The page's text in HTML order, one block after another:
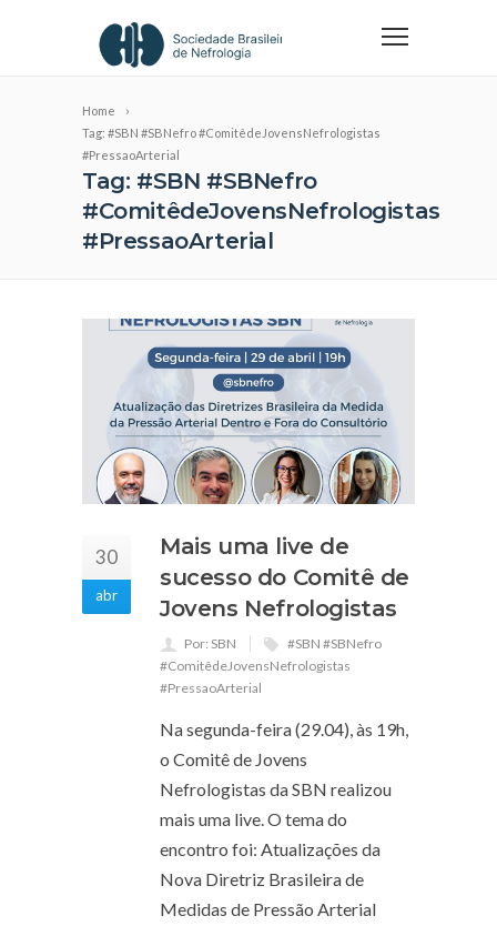
Home
Tag: #SBN #SBNefro #ComitêdeJovensNefrologistas
#PressaoArterial
Tag: #SBN #SBNefro
#ComitêdeJovensNefrologistas
#PressaoArterial
30
abr
Mais uma live de
sucesso do Comitê de
Jovens Nefrologistas
Por: SBN
#SBN #SBNefro
#ComitêdeJovensNefrologistas
#PressaoArterial
Na segunda-feira (29.04), às 19h,
o Comitê de Jovens
Nefrologistas da SBN realizou
mais uma live. O tema do
encontro foi: Atualizações da
Nova Diretriz Brasileira de
Medidas de Pressão Arterial